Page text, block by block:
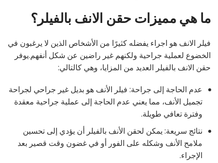
ما هي مميزات حقن الانف بالفيلر؟
فيلر الانف هو اجراء يفضله كثيرًا من الأشخاص الذين لا يرغبون في
الخضوع لعملية جراحية ولكنهم غير راضين عن شكل أنفهم.يوفر
حقن الانف بالفيلر العديد من المزايا، وهي كالتالي:
عدم الحاجة إلى جراحة: فيلر الأنف هو بديل غير جراحي لجراحة
تجميل الأنف، مما يعني عدم الحاجة إلى عملية جراحية معقدة
وفترة تعافي طويلة.
نتائج سريعة: يمكن لحقن الأنف بالفيلر أن يؤدي إلى تحسين
ملامح الأنف وشكله على الفور أو في غضون وقت قصير بعد
الإجراء.